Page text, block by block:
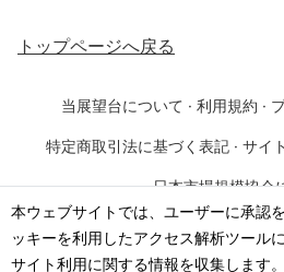
本ウェブサイトでは、ユーザーに承認
ッキーを利用したアクセス解析ツール
サイト利用に関する情報を収集します
トップページへ戻る
当展望台について · 利用規約 ·
特定商取引法に基づく表記 · サイ
日本市場規模協会
©2026· 一般社団法人